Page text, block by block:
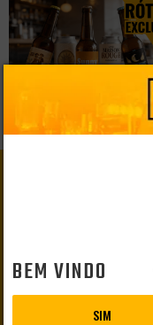
BEM VINDO
SIM